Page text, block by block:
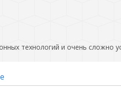
технологий и очень сложно